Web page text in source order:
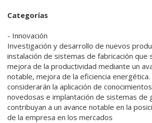
Categorías
- Innovación
Investigación y desarrollo de nuevos
instalación de sistemas de fabricación que
mejora de la productividad mediante un
notable, mejora de la eficiencia
considerarán la aplicación de
novedosas e implantación de sistemas de
contribuyan a un avance notable en la
de la empresa en los mercados